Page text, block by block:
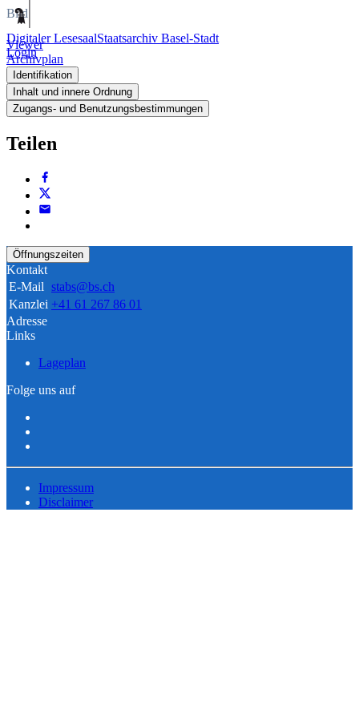
Digitaler LesesaalStaatsarchiv Basel-Stadt
Login
Bild
Viewer
Archivplan
Identifikation
Inhalt und innere Ordnung
Zugangs- und Benutzungsbestimmungen
Teilen
Öffnungszeiten
Kontakt
E-Mail stabs@bs.ch
Kanzlei +41 61 267 86 01
Adresse
Links
Lageplan
Folge uns auf
Impressum
Disclaimer